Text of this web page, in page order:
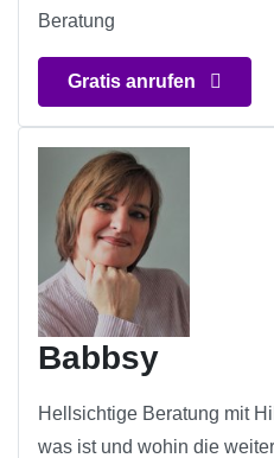
Beratung
Gratis anrufen
Babbsy
Hellsichtige Beratung mit
was ist und wohin die